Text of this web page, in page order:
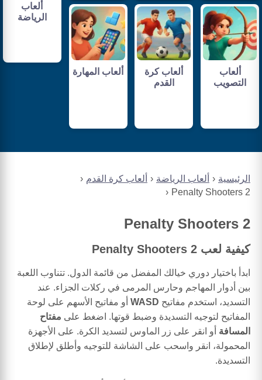
الرئيسية ألعاب الرياضة
ألعاب كرة القدم
Penalty Shooters 2
Penalty Shooters 2
كيفية لعب Penalty Shooters 2
ابدأ باختيار دوري خيالك المفضل من قائمة الدول. تتناوب اللعبة
بين أدوار المهاجم وحارس المرمى في ركلات الجزاء. عند
التسديد، استخدم مفاتيح WASD أو مفاتيح الأسهم على لوحة
المفاتيح لتوجيه التسديدة وضبط قوتها. اضغط على مفتاح
المسافة أو انقر على زر الماوس لتسديد الكرة. على الأجهزة
المحمولة، انقر واسحب على الشاشة للتوجيه وأطلق لإطلاق
التسديدة.
ألعاب
الرياضة
ألعاب
التصويب
ألعاب كرة
القدم
ألعاب المهارة